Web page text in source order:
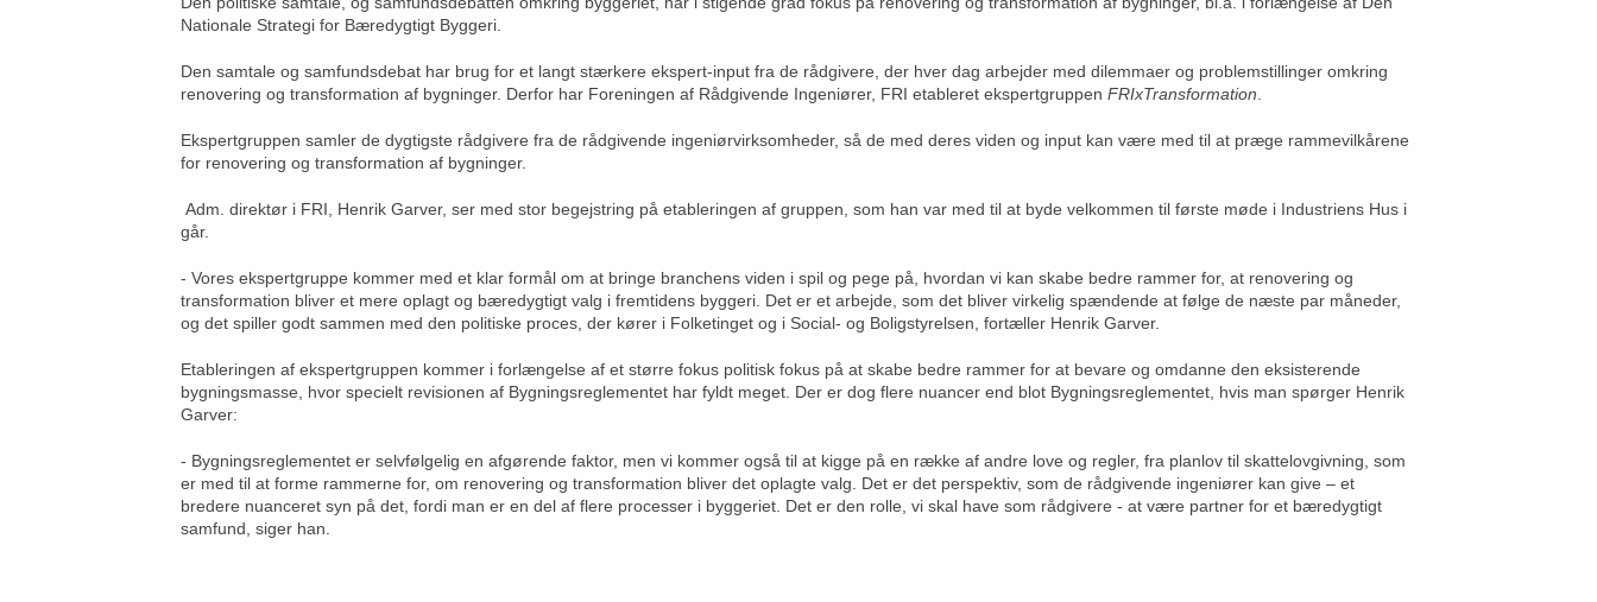
Nationale Strategi for Bæredygtigt Byggeri.
Den samtale og samfundsdebat har brug for et langt stærkere ekspert-input fra de rådgivere, der hver dag arbejder med dilemmaer og problemstillinger omkring
renovering og transformation af bygninger. Derfor har Foreningen af Rådgivende Ingeniører, FRI etableret ekspertgruppen FRIxTransformation
Ekspertgruppen samler de dygtigste rådgivere fra de rådgivende ingeniørvirksomheder, så de med deres viden og input kan være med til at præge rammevilkårene
for renovering og transformation af bygninger.
Adm. direktør i FRI, Henrik Garver, ser med stor begejstring på etableringen af gruppen, som han var med til at byde velkommen til første møde i Industriens Hus i
går.
- Vores ekspertgruppe kommer med et klar formål om at bringe branchens viden i spil og pege på, hvordan vi kan skabe bedre rammer for, at renovering og
transformation bliver et mere oplagt og bæredygtigt valg i fremtidens byggeri. Det er et arbejde, som det bliver virkelig spændende at følge de næste par måneder,
og det spiller godt sammen med den politiske proces, der kører i Folketinget og i Social- og Boligstyrelsen, fortæller Henrik Garver.
Etableringen af ekspertgruppen kommer i forlængelse af et større fokus politisk fokus på at skabe bedre rammer for at bevare og omdanne den eksisterende
bygningsmasse, hvor specielt revisionen af Bygningsreglementet har fyldt meget. Der er dog flere nuancer end blot Bygningsreglementet, hvis man spørger Henrik
Garver:
- Bygningsreglementet er selvfølgelig en afgørende faktor, men vi kommer også til at kigge på en række af andre love og regler, fra planlov til skattelovgivning, som
er med til at forme rammerne for, om renovering og transformation bliver det oplagte valg. Det er det perspektiv, som de rådgivende ingeniører kan give – et
bredere nuanceret syn på det, fordi man er en del af flere processer i byggeriet. Det er den rolle, vi skal have som rådgivere - at være partner for et bæredygtigt
samfund, siger han.